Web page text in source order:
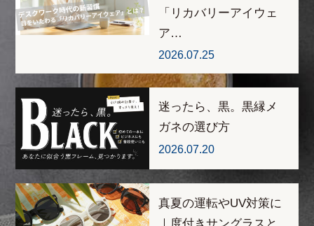
「リカバリーアイウェ
ア…
2026.07.25
迷ったら、黒。黒縁メ
ガネの選び方
2026.07.20
真夏の運転やUV対策に